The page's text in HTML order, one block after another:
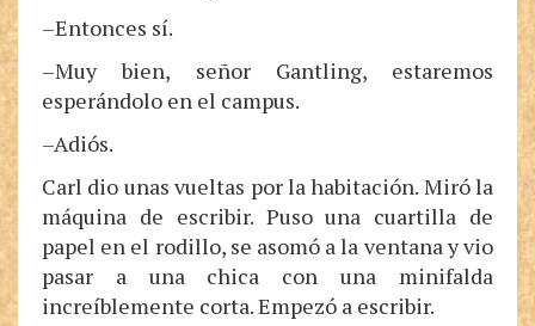
–Entonces sí.
–Muy bien, señor Gantling, estaremos
esperándolo en el campus.
–Adiós.
Carl dio unas vueltas por la habitación. Miró la
máquina de escribir. Puso una cuartilla de
papel en el rodillo, se asomó a la ventana y vio
pasar a una chica con una minifalda
increíblemente corta. Empezó a escribir.